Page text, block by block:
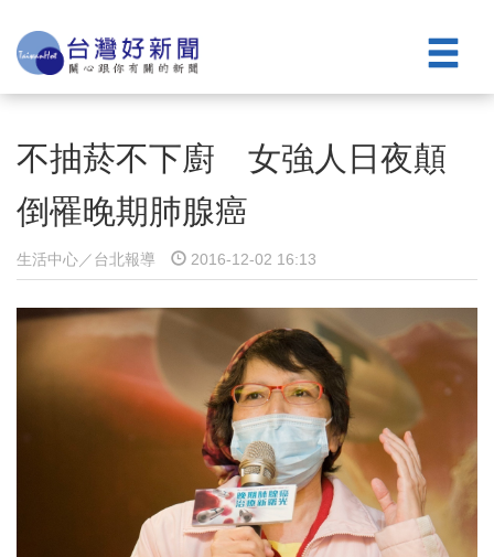
不抽菸不下廚 女強人日夜顛
倒罹晚期肺腺癌
生活中心／台北報導 2016-12-02 16:13